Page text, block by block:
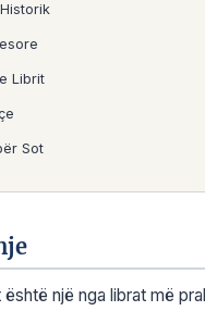
Librit
Sot
një nga librat më